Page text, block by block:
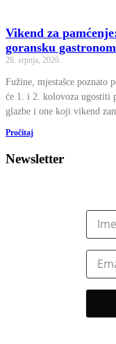
Vikend za
goransku
28. srpnja, 2026.
Fužine, mjestašce poznato
će 1. i 2. kolovoza
glazbe i one koji vikend
Pročitaj
Newsletter